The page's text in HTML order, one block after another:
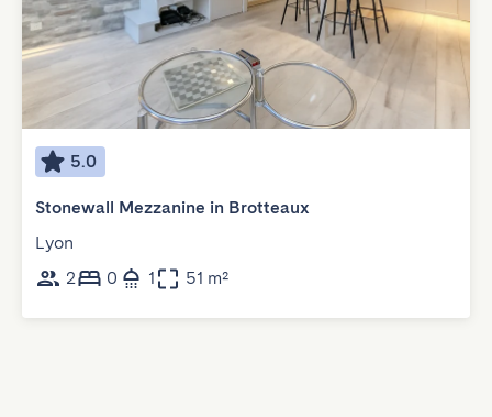
5.0
Stonewall Mezzanine in Brotteaux
Lyon
2
0 1 51 m²